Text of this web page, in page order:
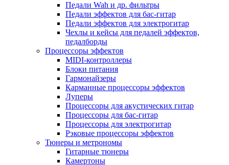
Педали Wah и др. фильтры
Педали эффектов для бас-гитар
Педали эффектов для электрогитар
Чехлы и кейсы для педалей эффектов,
педалборды
Процессоры эффектов
MIDI-контроллеры
Блоки питания
Гармонайзеры
Карманные процессоры эффектов
Луперы
Процессоры для акустических гитар
Процессоры для бас-гитар
Процессоры для электрогитар
Рэковые процессоры эффектов
Тюнеры и метрономы
Гитарные тюнеры
Камертоны